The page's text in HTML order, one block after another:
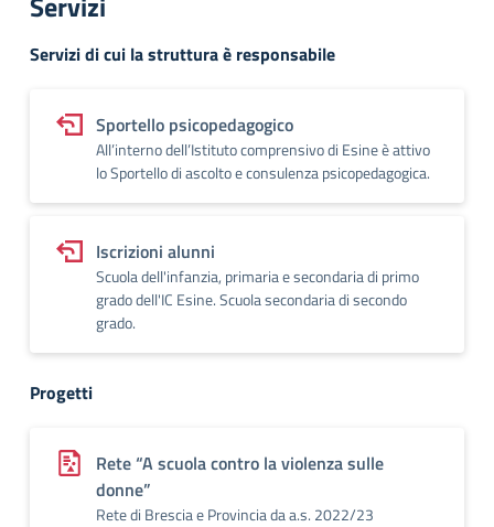
Servizi di cui la struttura è responsabile
Sportello psicopedagogico
All’interno dell’Istituto comprensivo di Esine è attivo
lo Sportello di ascolto e consulenza psicopedagogica.
Iscrizioni alunni
Scuola dell'infanzia, primaria e secondaria di primo
grado dell'IC Esine. Scuola secondaria di secondo
grado.
Progetti
Rete “A scuola contro la violenza sulle
donne”
Rete di Brescia e Provincia da a.s. 2022/23